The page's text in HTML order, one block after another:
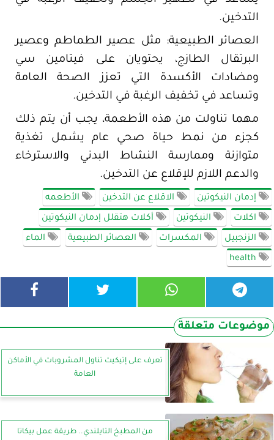
التدخين.
العصائر الطبيعية: مثل عصير الطماطم وعصير
البرتقال الطازج، يحتويان على فيتامين سي
ومضادات الأكسدة التي تعزز الصحة العامة
وتساعد في تخفيف الرغبة في التدخين.
مهما تناولت من هذه الأطعمة، يجب أن يتم ذلك
كجزء من نمط حياة صحي عام يشمل تغذية
متوازنة وممارسة النشاط البدني والاسترخاء
والدعم اللازم للإقلاع عن التدخين.
إدمان النيكوتين الاقلاع عن التدخين الأطعمه
اكلات النيكوتين أكلات هتقلل إدمان النيكوتين
الزنجبيل المكسرات العصائر الطبيعية الماء
موضوعات متعلقة
تعرف على إتيكيت تناول المشروبات في الأماكن
العامة
من المطبخ التايلندي.. طريقة عمل بيكاتا